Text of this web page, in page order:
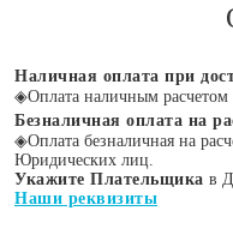
Наличная оплата при
◈Оплата наличным расчетом
Безналичная оплата на
◈Оплата безналичная на
Юридических лиц.
Укажите Плательщика в
Наши реквизиты